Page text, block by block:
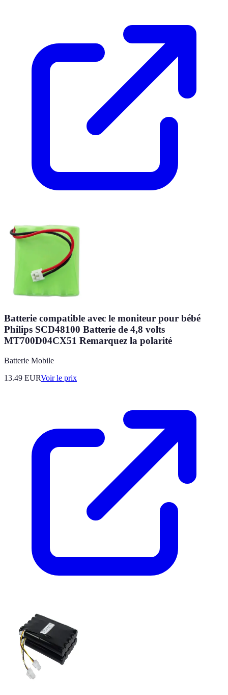
Batterie compatible avec le moniteur pour bébé
Philips SCD48100 Batterie de 4,8 volts
MT700D04CX51 Remarquez la polarité
Batterie Mobile
13.49 EURVoir le prix